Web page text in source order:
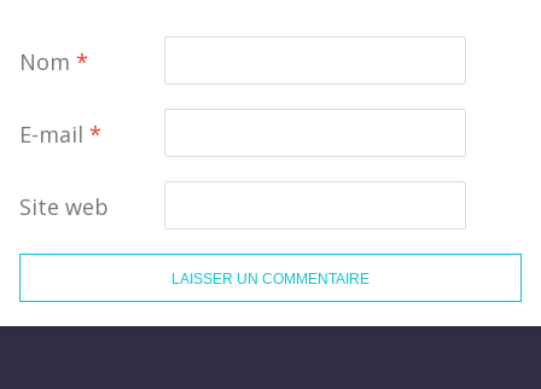
Nom *
E-mail *
Site web